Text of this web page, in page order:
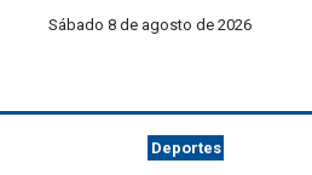
Sábado 8 de agosto de 2026
Deportes